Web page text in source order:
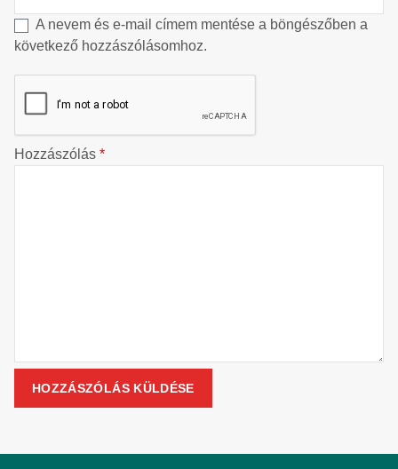
A nevem és e-mail címem mentése a böngészőben a
következő hozzászólásomhoz.
Hozzászólás *